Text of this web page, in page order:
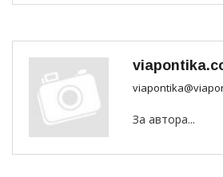
За автора...